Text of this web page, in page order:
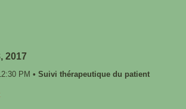
2017
PM • Suivi thérapeutique du patient